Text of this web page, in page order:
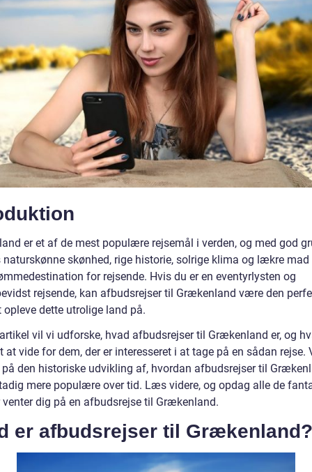
er et af de mest populære rejsemål i verden, og med god
naturskønne skønhed, rige historie, solrige klima og lækre mad
for rejsende. Hvis du er en eventyrlysten og
rejsende, kan afbudsrejser til Grækenland være den
opleve dette utrolige land på.
vil vi udforske, hvad afbudsrejser til Grækenland er, og
at vide for dem, der er interesseret i at tage på en sådan rejse.
på den historiske udvikling af, hvordan afbudsrejser til
mere populære over tid. Læs videre, og opdag alle de
venter dig på en afbudsrejse til Grækenland.
er afbudsrejser til Grækenland?